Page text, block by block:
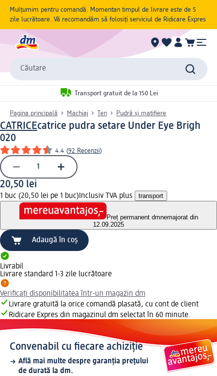
Mulțumim pentru comandă. Momentan timpul de livrare este de 5
zile lucrătoare. Vă recomandăm să folosiți serviciul de Ridicare Expres
Căutare
Transport gratuit de la 150 Lei
Pagina principală Machiaj Ten Pudră și matifiere
CATRICEcatrice pudra setare Under Eye Brigh
020
4.4 (92 Recenzii)
20,50 lei
1 buc (20,50 lei pe 1 buc) Inclusiv TVA plus transport
Preț permanent dmnemajorat din
12.09.2025
Adaugă în coș
Livrabil
Livrare standard 1-3 zile lucrătoare
Verificați disponibilitatea într-un magazin dm
Livrare gratuită la orice comandă plasată, cu cont de client
Ridicare Expres din magazinul dm selectat în 60 minute.
Convenabil cu fiecare achiziție
Află mai multe despre garanția prețului
de durată la dm.